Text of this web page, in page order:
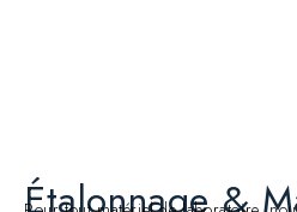
Étalonnage &